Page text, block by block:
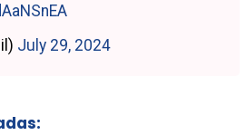
July 29, 2024